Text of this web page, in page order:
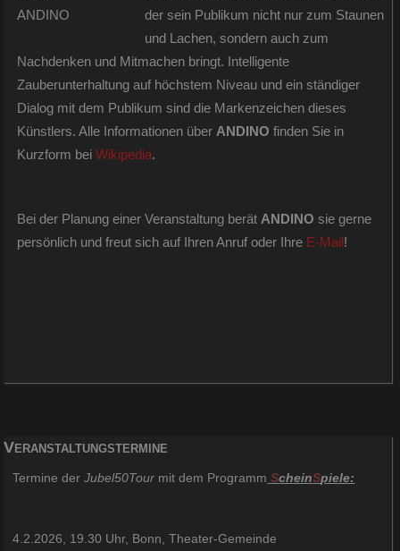
der sein Publikum nicht nur zum Staunen
und Lachen, sondern auch zum
Nachdenken und Mitmachen bringt. Intelligente
Zauberunterhaltung auf höchstem Niveau und ein ständiger
Dialog mit dem Publikum sind die Markenzeichen dieses
Künstlers. Alle Informationen über ANDINO finden Sie in
Kurzform bei Wikipedia.
Bei der Planung einer Veranstaltung berät ANDINO sie gerne
persönlich und freut sich auf Ihren Anruf oder Ihre E-Mail!
Veranstaltungstermine
Termine derJubel50Tour mit dem Programm ScheinSpiele:
4.2.2026, 19.30 Uhr, Bonn, Theater-Gemeinde